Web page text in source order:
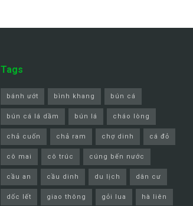
Tags
bánh ướt bình khang bún cá
bún cá lá dầm bún lá cháo lòng
chả cuốn chả ram chợ dinh cá đỏ
cô mai cô trúc cúng bến nước
cầu an cầu dinh du lịch dân cư
dốc lết giao thông gỏi lua hà liên